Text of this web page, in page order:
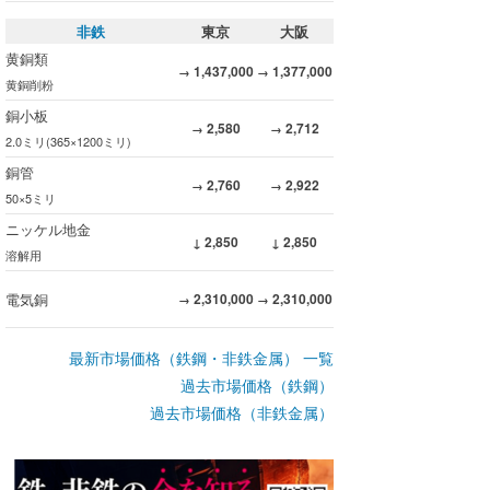
非鉄 東京
大阪
黄銅類
黄銅削粉
→ 1,437,000 → 1,377,000
銅小板
2.0ミリ(365×1200ミリ)
→ 2,580 → 2,712
銅管
50×5ミリ
→ 2,760 → 2,922
ニッケル地金
溶解用
↓ 2,850 ↓ 2,850
電気銅 → 2,310,000 → 2,310,000
最新市場価格（鉄鋼・非鉄金属） 一覧
過去市場価格（鉄鋼）
過去市場価格（非鉄金属）